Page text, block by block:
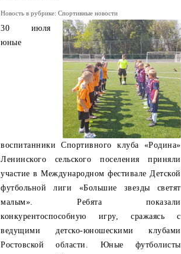
Новость в рубрике:Спортивные новости
30 июля
юные
воспитанники Спортивного клуба «Родина»
Ленинского сельского поселения приняли
участие в Международном фестивале Детской
футбольной лиги «Большие звезды светят
малым». Ребята показали
конкурентоспособную игру, сражаясь с
ведущими детско-юношескими клубами
Ростовской области. Юные футболисты